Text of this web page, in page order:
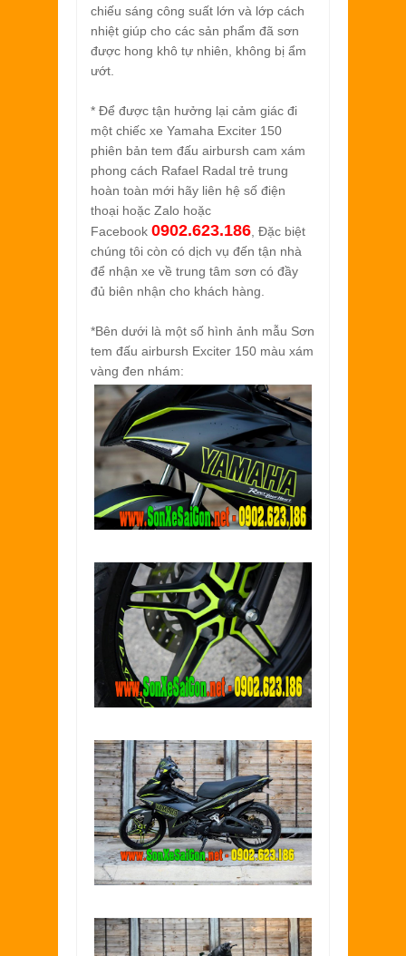
chiếu sáng công suất lớn và lớp cách
nhiệt giúp cho các sản phẩm đã sơn
được hong khô tự nhiên, không bị ẩm
ướt.
* Để được tận hưởng lại cảm giác đi
một chiếc xe Yamaha Exciter 150
phiên bản tem đấu airbursh cam xám
phong cách Rafael Radal trẻ trung
hoàn toàn mới hãy liên hệ số điện
thoại hoặc Zalo hoặc
Facebook 0902.623.186 , Đặc biệt
chúng tôi còn có dịch vụ đến tận nhà
để nhận xe về trung tâm sơn có đầy
đủ biên nhận cho khách hàng.
*Bên dưới là một số hình ảnh mẫu Sơn
tem đấu airbursh Exciter 150 màu xám
vàng đen nhám: